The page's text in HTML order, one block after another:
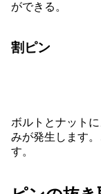
ができる。
割ピン
ボルトとナット
みが発生します
す。